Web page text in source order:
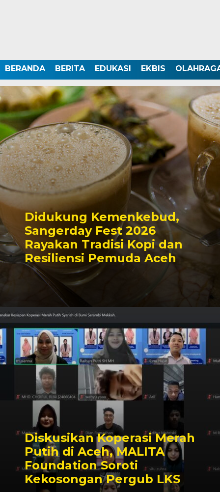
BERANDA BERITA EDUKASI EKBIS
Didukung Kemenkebud,
Sangerday Fest 2026
Rayakan Tradisi Kopi dan
Resiliensi Pemuda Aceh
Diskusikan Koperasi Merah
Putih di Aceh, MALITA
Foundation Soroti
Kekosongan Pergub LKS